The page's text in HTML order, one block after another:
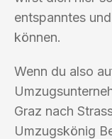
entspanntes
können.
Wenn du also
Graz nach
Umzugskönig